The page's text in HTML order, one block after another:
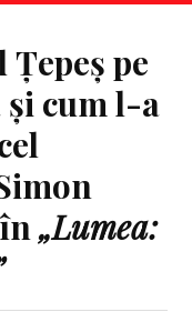
pe
cum l-a
în„Lumea: